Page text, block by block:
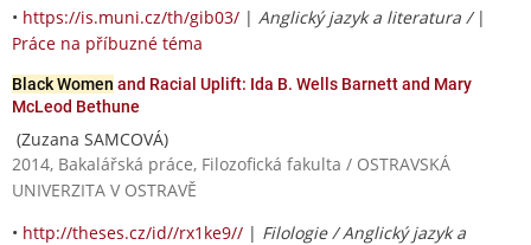
• https://is.muni.cz/th/gib03/ | Anglický jazyk a literatura / |
Práce na příbuzné téma
Black Women and Racial Uplift: Ida B. Wells Barnett and Mary
McLeod Bethune
(Zuzana SAMCOVÁ)
2014, Bakalářská práce, Filozofická fakulta / OSTRAVSKÁ
UNIVERZITA V OSTRAVĚ
• http://theses.cz/id//rx1ke9// | Filologie / Anglický jazyk a